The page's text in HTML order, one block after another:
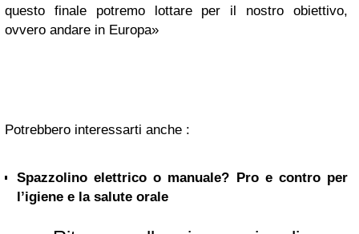
questo finale potremo lottare per il nostro obiettivo,
ovvero andare in Europa»
Potrebbero interessarti anche :
Spazzolino elettrico o manuale? Pro e contro per
l’igiene e la salute orale